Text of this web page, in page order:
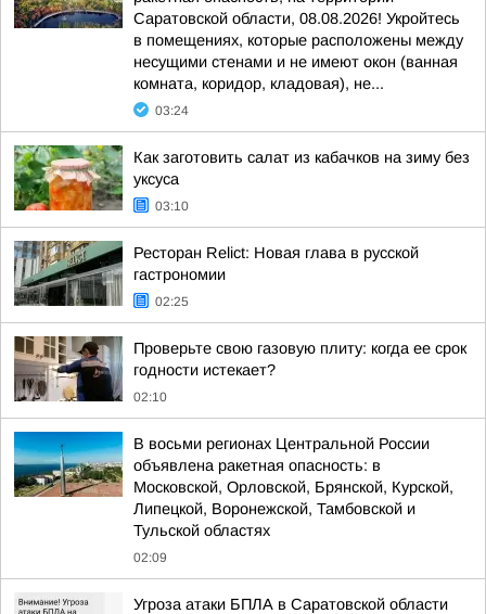
Саратовской области, 08.08.2026! Укройтесь
в помещениях, которые расположены между
несущими стенами и не имеют окон (ванная
комната, коридор, кладовая), не...
03:24
Как заготовить салат из кабачков на зиму без
уксуса
03:10
Ресторан Relict: Новая глава в русской
гастрономии
02:25
Проверьте свою газовую плиту: когда ее срок
годности истекает?
02:10
В восьми регионах Центральной России
объявлена ракетная опасность: в
Московской, Орловской, Брянской, Курской,
Липецкой, Воронежской, Тамбовской и
Тульской областях
02:09
Угроза атаки БПЛА в Саратовской области